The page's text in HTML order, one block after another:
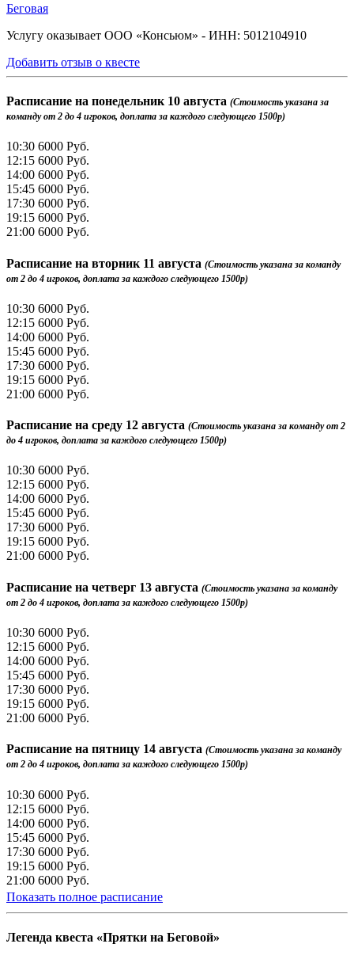
Беговая
Услугу оказывает ООО «Консьюм» - ИНН: 5012104910
Добавить отзыв о квесте
Расписание на понедельник 10 августа (Стоимость указана за
команду от 2 до 4 игроков, доплата за каждого следующего 1500р)
10:30 6000 Руб.
12:15 6000 Руб.
14:00 6000 Руб.
15:45 6000 Руб.
17:30 6000 Руб.
19:15 6000 Руб.
21:00 6000 Руб.
Расписание на вторник 11 августа (Стоимость указана за команду
от 2 до 4 игроков, доплата за каждого следующего 1500р)
10:30 6000 Руб.
12:15 6000 Руб.
14:00 6000 Руб.
15:45 6000 Руб.
17:30 6000 Руб.
19:15 6000 Руб.
21:00 6000 Руб.
Расписание на среду 12 августа (Стоимость указана за команду от 2
до 4 игроков, доплата за каждого следующего 1500р)
10:30 6000 Руб.
12:15 6000 Руб.
14:00 6000 Руб.
15:45 6000 Руб.
17:30 6000 Руб.
19:15 6000 Руб.
21:00 6000 Руб.
Расписание на четверг 13 августа (Стоимость указана за команду
от 2 до 4 игроков, доплата за каждого следующего 1500р)
10:30 6000 Руб.
12:15 6000 Руб.
14:00 6000 Руб.
15:45 6000 Руб.
17:30 6000 Руб.
19:15 6000 Руб.
21:00 6000 Руб.
Расписание на пятницу 14 августа (Стоимость указана за команду
от 2 до 4 игроков, доплата за каждого следующего 1500р)
10:30 6000 Руб.
12:15 6000 Руб.
14:00 6000 Руб.
15:45 6000 Руб.
17:30 6000 Руб.
19:15 6000 Руб.
21:00 6000 Руб.
Показать полное расписание
Легенда квеста «Прятки на Беговой»